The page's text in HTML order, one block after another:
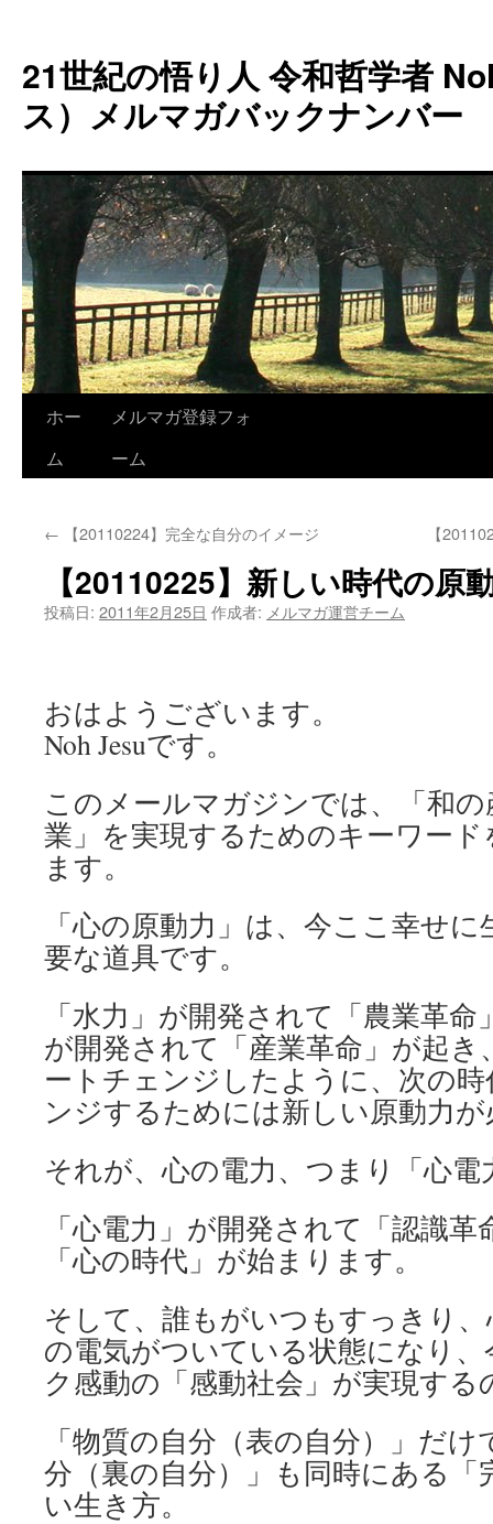
テ
ン
ツ
へ
キ
ッ
プ
21世紀の悟り人 令和哲学者
ス）メルマガバックナンバー
ホー
ム
メルマガ登録フォ
ーム
← 【20110224】完全な自分のイメージ 【
【20110225】新しい時代の原
投稿日: 2011年2月25日 作成者: メルマガ運営チーム
おはようございます。
Noh Jesuです。
このメールマガジンでは、「和
業」を実現するためのキーワー
ます。
「心の原動力」は、今ここ幸せ
要な道具です。
「水力」が開発されて「農業革
が開発されて「産業革命」が起
ートチェンジしたように、次の
ンジするためには新しい原動力
それが、心の電力、つまり「心電
「心電力」が開発されて「認識
「心の時代」が始まります。
そして、誰もがいつもすっきり
の電気がついている状態になり
ク感動の「感動社会」が実現する
「物質の自分（表の自分）」だ
分（裏の自分）」も同時にある「
い生き方。